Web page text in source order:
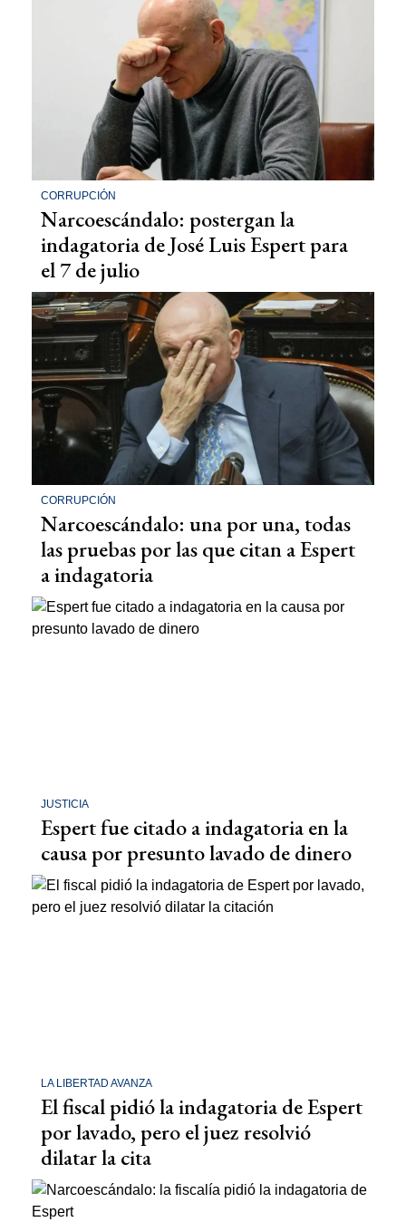
CORRUPCIÓN
Narcoescándalo: postergan la
indagatoria de José Luis Espert para
el 7 de julio
CORRUPCIÓN
Narcoescándalo: una por una, todas
las pruebas por las que citan a Espert
a indagatoria
JUSTICIA
Espert fue citado a indagatoria en la
causa por presunto lavado de dinero
LA LIBERTAD AVANZA
El fiscal pidió la indagatoria de Espert
por lavado, pero el juez resolvió
dilatar la cita